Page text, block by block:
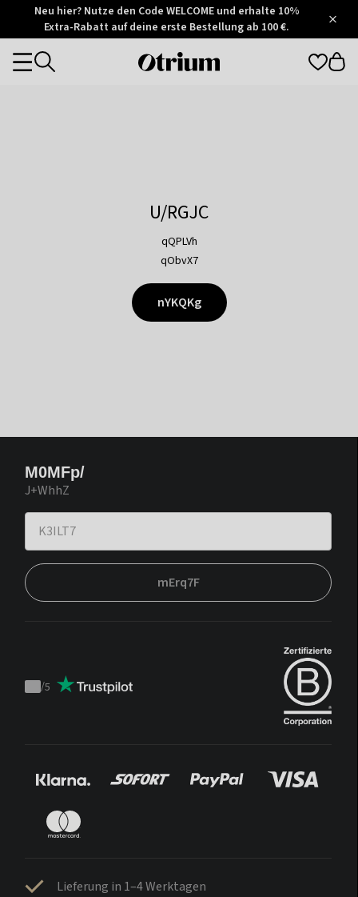
Otrium
Trustpilot
Neu hier? Nutze den Code WELCOME und erhalte 10%
Extra-Rabatt auf deine erste Bestellung ab 100 €.
Otrium
Categories
U/RGJC
qQPLVh
qObvX7
nYKQKg
M0MFp/
J+WhhZ
mErq7F
Trustpilot
/5
Lieferung in 1–4 Werktagen